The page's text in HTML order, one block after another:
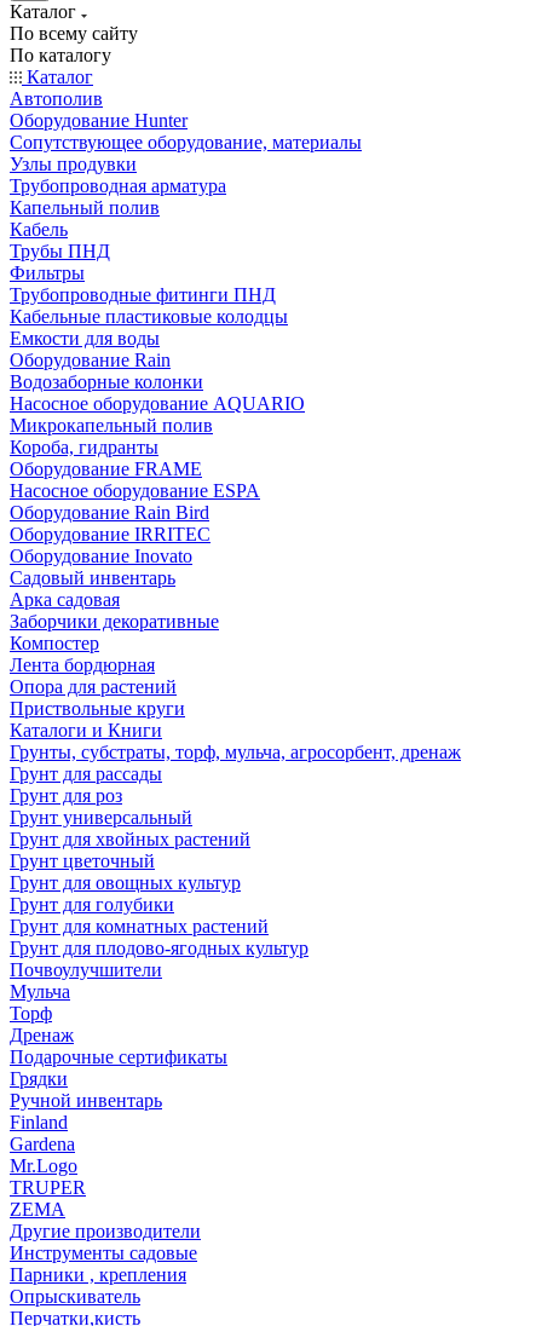
Каталог
По всему сайту
По каталогу
Каталог
Автополив
Оборудование Hunter
Сопутствующее оборудование, материалы
Узлы продувки
Трубопроводная арматура
Капельный полив
Кабель
Трубы ПНД
Фильтры
Трубопроводные фитинги ПНД
Кабельные пластиковые колодцы
Емкости для воды
Оборудование Rain
Водозаборные колонки
Насосное оборудование AQUARIO
Микрокапельный полив
Короба, гидранты
Оборудование FRAME
Насосное оборудование ESPA
Оборудование Rain Bird
Оборудование IRRITEC
Оборудование Inovato
Садовый инвентарь
Арка садовая
Заборчики декоративные
Компостер
Лента бордюрная
Опора для растений
Приствольные круги
Каталоги и Книги
Грунты, субстраты, торф, мульча, агросорбент, дренаж
Грунт для рассады
Грунт для роз
Грунт универсальный
Грунт для хвойных растений
Грунт цветочный
Грунт для овощных культур
Грунт для голубики
Грунт для комнатных растений
Грунт для плодово-ягодных культур
Почвоулучшители
Мульча
Торф
Дренаж
Подарочные сертификаты
Грядки
Ручной инвентарь
Finland
Gardena
Mr.Logo
TRUPER
ZEMA
Другие производители
Инструменты садовые
Парники , крепления
Опрыскиватель
Перчатки,кисть